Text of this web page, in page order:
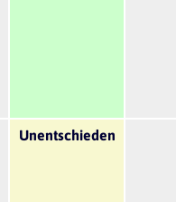
Unentschieden